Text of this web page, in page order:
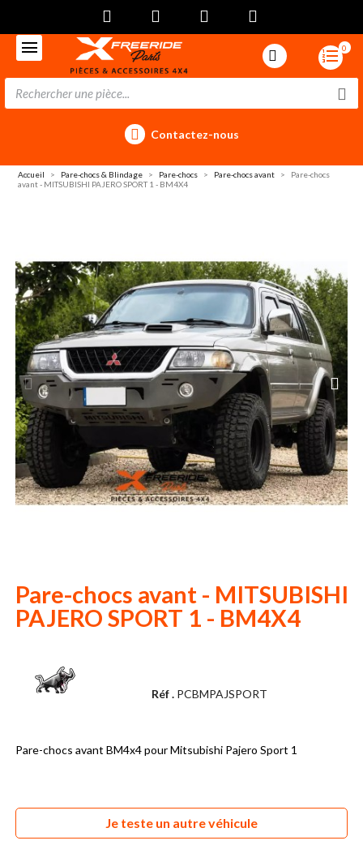
0
Contactez-nous
Accueil Pare-chocs & Blindage Pare-chocs Pare-chocs avant
Pare-chocs
avant - MITSUBISHI PAJERO SPORT 1 - BM4X4
Pare-chocs avant - MITSUBISHI
PAJERO SPORT 1 - BM4X4
Réf . PCBMPAJSPORT
Pare-chocs avant BM4x4 pour Mitsubishi Pajero Sport 1
Je teste un autre véhicule